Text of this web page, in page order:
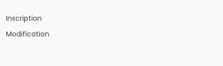
Inscription
Modification